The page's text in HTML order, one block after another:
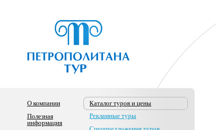
О компании
Полезная
информация
Каталог туров и цены
Рекламные туры